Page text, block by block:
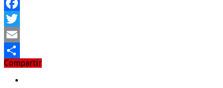
Facebook
Twitter
Email
Compartir
Compartir